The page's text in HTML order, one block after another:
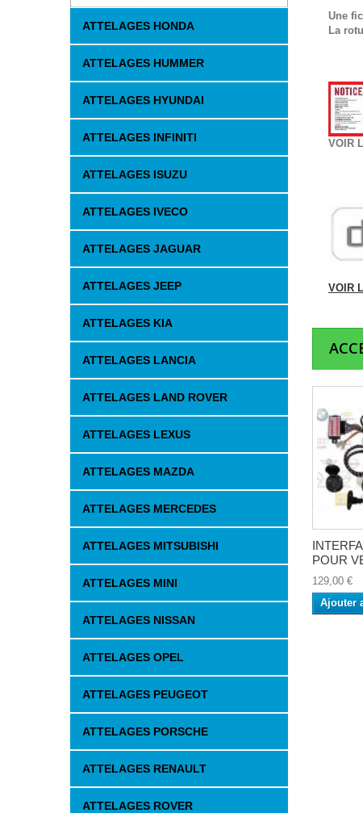
ATTELAGES HONDA
ATTELAGES HUMMER
ATTELAGES HYUNDAI
ATTELAGES INFINITI
ATTELAGES ISUZU
ATTELAGES IVECO
ATTELAGES JAGUAR
ATTELAGES JEEP
ATTELAGES KIA
ATTELAGES LANCIA
ATTELAGES LAND ROVER
ATTELAGES LEXUS
ATTELAGES MAZDA
ATTELAGES MERCEDES
ATTELAGES MITSUBISHI
ATTELAGES MINI
ATTELAGES NISSAN
ATTELAGES OPEL
ATTELAGES PEUGEOT
ATTELAGES PORSCHE
ATTELAGES RENAULT
ATTELAGES ROVER
Une
La
VOIR
VOIR
POUR
129,00 €
Ajouter